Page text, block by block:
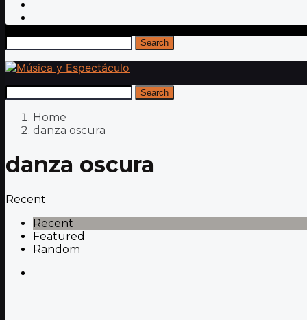
Search
Search
Home
danza oscura
danza oscura
Recent
Recent
Featured
Random